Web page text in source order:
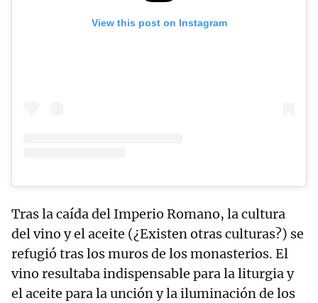
View this post on Instagram
Tras la caída del Imperio Romano, la cultura
del vino y el aceite (¿Existen otras culturas?) se
refugió tras los muros de los monasterios. El
vino resultaba indispensable para la liturgia y
el aceite para la unción y la iluminación de los